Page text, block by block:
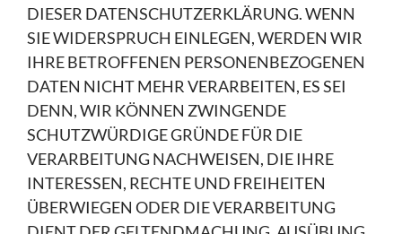
DIESER DATENSCHUTZERKLÄRUNG. WENN
SIE WIDERSPRUCH EINLEGEN, WERDEN WIR
IHRE BETROFFENEN PERSONENBEZOGENEN
DATEN NICHT MEHR VERARBEITEN, ES SEI
DENN, WIR KÖNNEN ZWINGENDE
SCHUTZWÜRDIGE GRÜNDE FÜR DIE
VERARBEITUNG NACHWEISEN, DIE IHRE
INTERESSEN, RECHTE UND FREIHEITEN
ÜBERWIEGEN ODER DIE VERARBEITUNG